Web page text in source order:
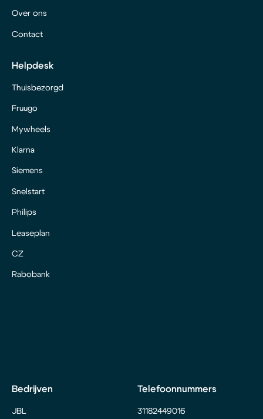
Over ons
Contact
Helpdesk
Thuisbezorgd
Fruugo
Mywheels
Klarna
Siemens
Snelstart
Philips
Leaseplan
CZ
Rabobank
Bedrijven
JBL
Telefoonnummers
31182449016